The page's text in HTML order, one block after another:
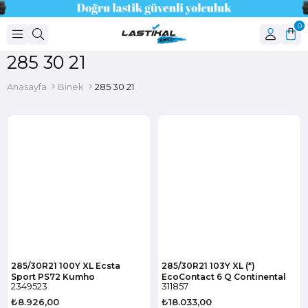
0
285 30 21
Anasayfa Binek 285 30 21
285/30R21 100Y XL Ecsta
Sport PS72 Kumho
2349523
₺8.926,00
285/30R21 103Y XL (*)
EcoContact 6 Q Continental
311857
₺18.033,00